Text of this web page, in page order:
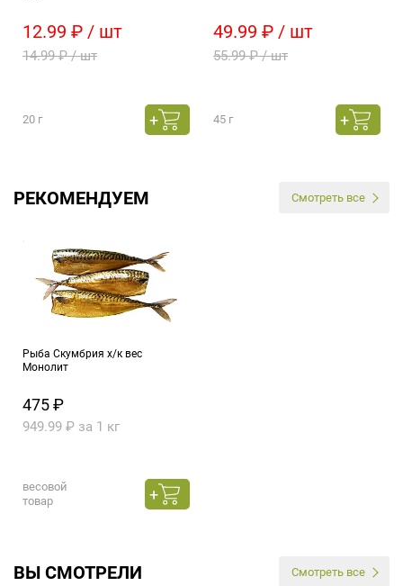
12.99 ₽ / шт
14.99 ₽ / шт
20 г
49.99 ₽ / шт
55.99 ₽ / шт
45 г
РЕКОМЕНДУЕМ Смотреть все
Рыба Скумбрия х/к вес
Монолит
475 ₽
949.99 ₽ за 1 кг
весовой
товар
ВЫ СМОТРЕЛИ Смотреть все